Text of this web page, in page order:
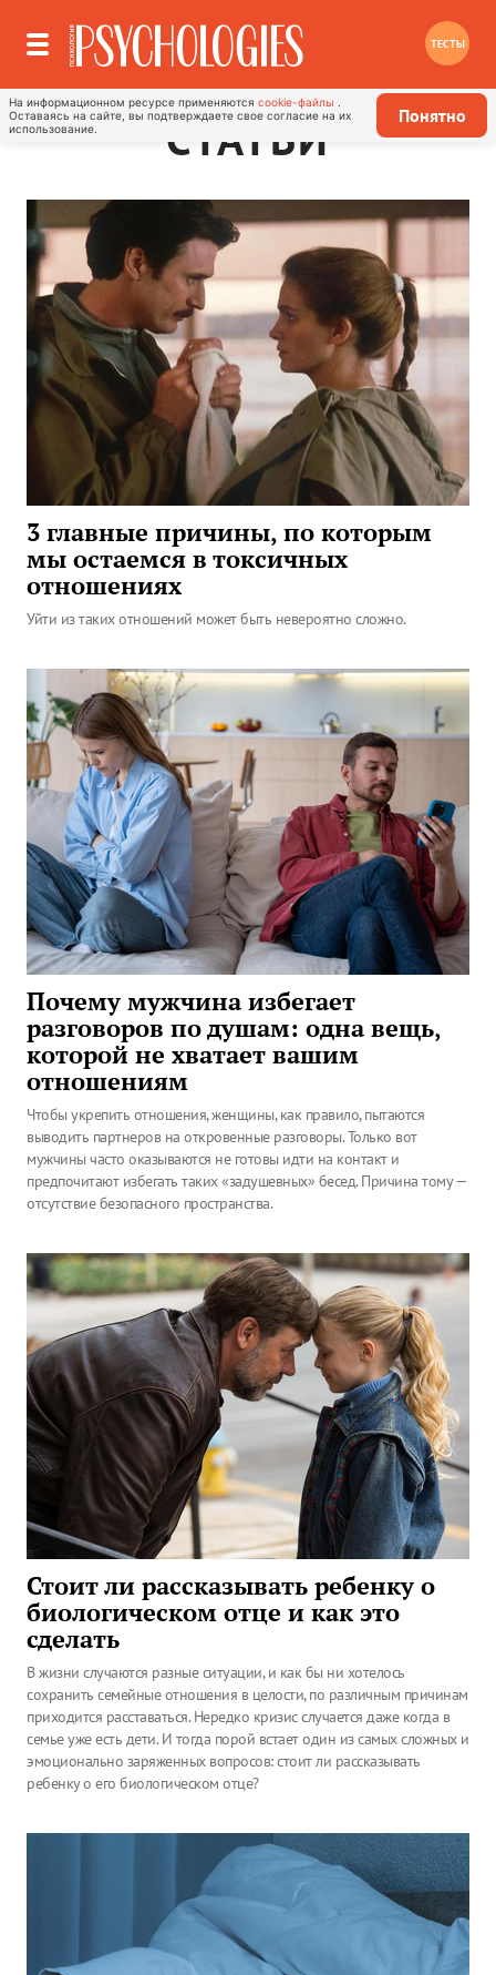
ТЕСТЫ
На информационном ресурсе применяются cookie-файлы
Оставаясь на сайте, вы подтверждаете свое согласие на их
использование.
Понятно
СТАТЬИ
3 главные причины, по которым
мы остаемся в токсичных
отношениях
Уйти из таких отношений может быть невероятно сложно.
Почему мужчина избегает
разговоров по душам: одна вещь,
которой не хватает вашим
отношениям
Чтобы укрепить отношения, женщины, как правило, пытаются
выводить партнеров на откровенные разговоры. Только вот
мужчины часто оказываются не готовы идти на контакт и
предпочитают избегать таких «задушевных» бесед. Причина тому —
отсутствие безопасного пространства.
Стоит ли рассказывать ребенку о
биологическом отце и как это
сделать
В жизни случаются разные ситуации, и как бы ни хотелось
сохранить семейные отношения в целости, по различным причинам
приходится расставаться. Нередко кризис случается даже когда в
семье уже есть дети. И тогда порой встает один из самых сложных и
эмоционально заряженных вопросов: стоит ли рассказывать
ребенку о его биологическом отце?